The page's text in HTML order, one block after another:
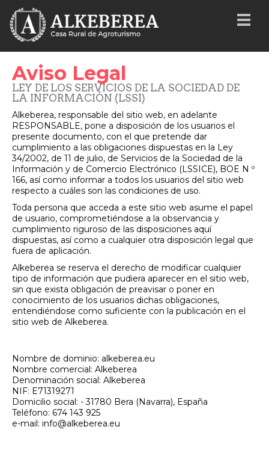
Aviso Legal
LEY DE LOS SERVICIOS DE LA SOCIEDAD DE
LA INFORMACIÓN (LSSI)
Alkeberea, responsable del sitio web, en adelante
RESPONSABLE, pone a disposición de los usuarios el
presente documento, con el que pretende dar
cumplimiento a las obligaciones dispuestas en la Ley
34/2002, de 11 de julio, de Servicios de la Sociedad de la
Información y de Comercio Electrónico (LSSICE), BOE N º
166, así como informar a todos los usuarios del sitio web
respecto a cuáles son las condiciones de uso.
Toda persona que acceda a este sitio web asume el papel
de usuario, comprometiéndose a la observancia y
cumplimiento riguroso de las disposiciones aquí
dispuestas, así como a cualquier otra disposición legal que
fuera de aplicación.
Alkeberea se reserva el derecho de modificar cualquier
tipo de información que pudiera aparecer en el sitio web,
sin que exista obligación de preavisar o poner en
conocimiento de los usuarios dichas obligaciones,
entendiéndose como suficiente con la publicación en el
sitio web de Alkeberea.
Nombre de dominio: alkeberea.eu
Nombre comercial: Alkeberea
Denominación social: Alkeberea
NIF: E71319271
Domicilio social: - 31780 Bera (Navarra), España
Teléfono: 674 143 925
e-mail: info@alkeberea.eu